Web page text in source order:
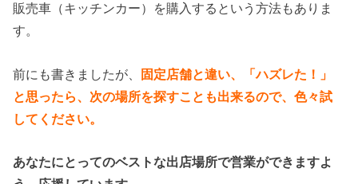
販売車（キッチンカー）を購入するという方法もありま
す。
前にも書きましたが、
固定店舗と違い、「ハズレた！」
と思ったら、次の場所を探すことも出来るので、色々試
してください。
あなたにとってのベストな出店場所で営業ができますよ